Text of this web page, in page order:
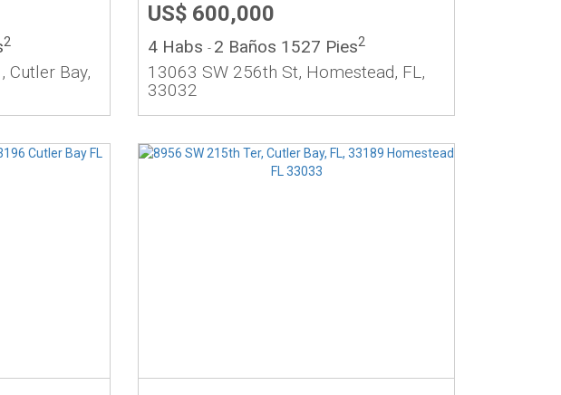
2
Cutler Bay,
US$ 600,000
4 Habs - 2 Baños 1527 Pies2
13063 SW 256th St, Homestead, FL,
33032